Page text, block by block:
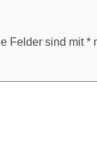
Felder sind mit*